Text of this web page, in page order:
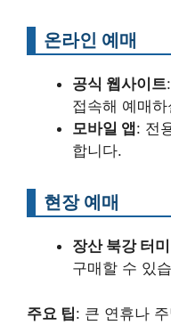
온라인 예매
공식 웹사이트
접속해 예매
모바일 앱 : 전
합니다.
현장 예매
장산 북강 터
구매할 수 있
주요 팁: 큰 연휴나